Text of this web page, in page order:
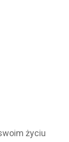
życiu